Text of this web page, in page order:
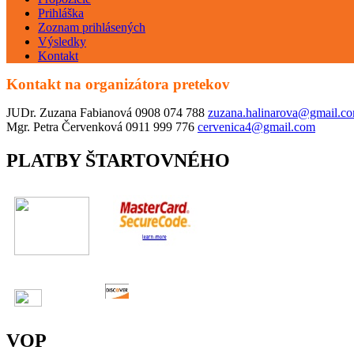
Prihláška
Zoznam prihlásených
Výsledky
Kontakt
Kontakt na organizátora pretekov
JUDr. Zuzana Fabianová 0908 074 788
Mgr. Petra Červenková 0911 999 776 cervenica4@gmail.com
PLATBY ŠTARTOVNÉHO
VOP